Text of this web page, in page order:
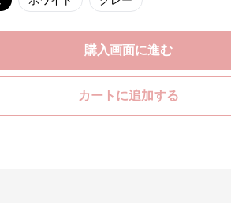
購入画面に進む
カートに追加する